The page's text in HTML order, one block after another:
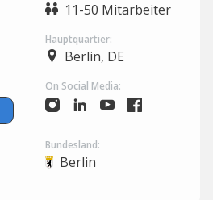
11-50 Mitarbeiter
Hauptquartier:
Berlin, DE
On Social Media:
Bundesland:
Berlin